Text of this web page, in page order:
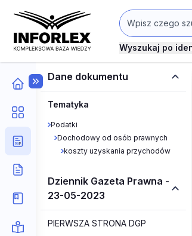
Wyszukaj po
Dane dokumentu
Tematyka
Podatki
Dochodowy od osób prawnych
koszty uzyskania przychodów
Dziennik Gazeta Prawna -
23-05-2023
PIERWSZA STRONA DGP